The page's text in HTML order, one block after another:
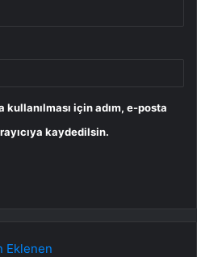
kullanılması için adım, e-posta
kaydedilsin.
Eklenen